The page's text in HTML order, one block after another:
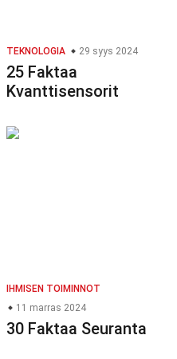
TEKNOLOGIA 29 syys 2024
25 Faktaa
Kvanttisensorit
IHMISEN TOIMINNOT
11 marras 2024
30 Faktaa Seuranta